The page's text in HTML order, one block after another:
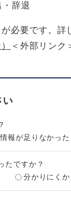
辞退
必要です。詳
＜外部リンク
い
情報が足りなかった
たですか？
分かりにくか